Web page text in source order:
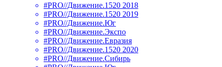
#PRO//Движение.1520 2018
#PRO//Движение.1520 2019
#PRO//Движение.Юг
#PRO//Движение.Экспо
#PRO//Движение.Евразия
#PRO//Движение.1520 2020
#PRO//Движение.Сибирь